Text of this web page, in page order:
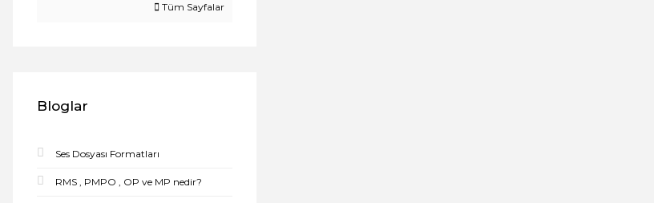
Tüm Sayfalar
Bloglar
Ses Dosyası Formatları
RMS , PMPO , OP ve MP nedir?